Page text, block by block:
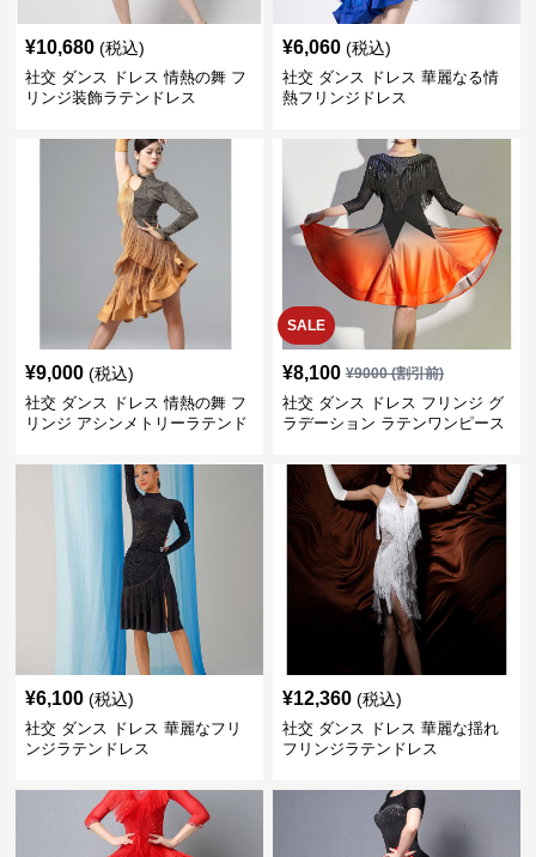
¥10,680 (税込)
社交 ダンス ドレス 情熱の舞 フ
リンジ装飾ラテンドレス
¥6,060 (税込)
社交 ダンス ドレス 華麗なる情
熱フリンジドレス
¥9,000 (税込)
社交 ダンス ドレス 情熱の舞 フ
リンジ アシンメトリーラテンド
SALE
¥8,100 ¥9000(割引前)
社交 ダンス ドレス フリンジ グ
ラデーション ラテンワンピース
¥6,100 (税込)
社交 ダンス ドレス 華麗なフリ
ンジラテンドレス
¥12,360 (税込)
社交 ダンス ドレス 華麗な揺れ
フリンジラテンドレス